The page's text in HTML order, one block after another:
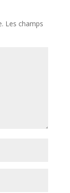
Les champs